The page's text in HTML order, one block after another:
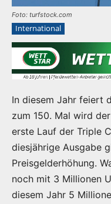
Foto: turfstock.com
International
In diesem Jahr feiert
zum 150. Mal wird
erste Lauf der Triple
diesjährige Ausgabe
Preisgelderhöhung.
noch mit 3 Millionen
diesem Jahr 5